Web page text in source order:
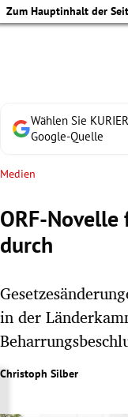
Zum Hauptinhalt der
Untermenü
Untermenü
Wählen Sie
Google-Quelle
Medien
ORF-
durch
in der
Christoph Silber